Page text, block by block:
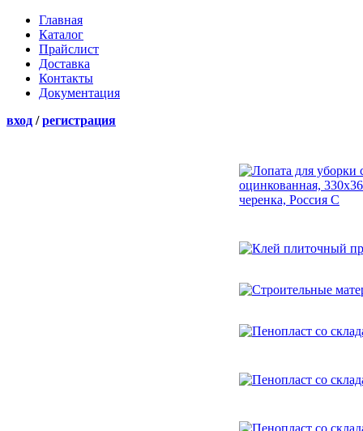
Главная
Каталог
Прайслист
Доставка
Контакты
Документация
вход /регистрация